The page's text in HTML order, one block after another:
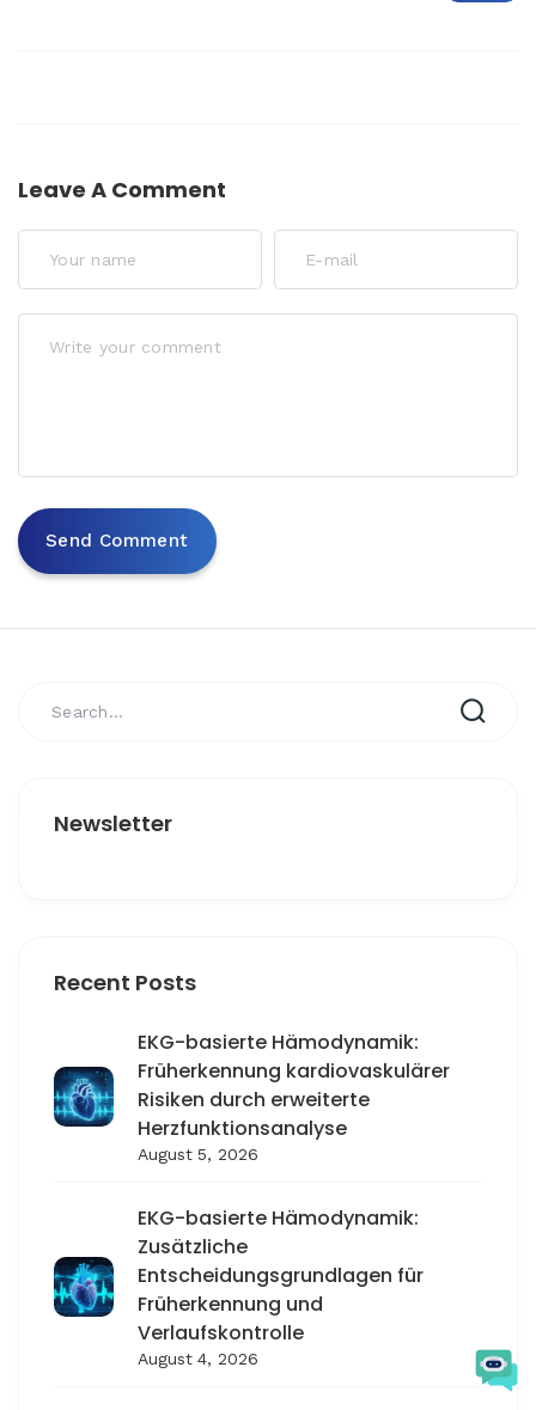
Newsletter
Recent Posts
EKG-basierte Hämodynamik:
Früherkennung kardiovaskulärer
Risiken durch erweiterte
Herzfunktionsanalyse
August 5, 2026
EKG-basierte Hämodynamik:
Zusätzliche
Entscheidungsgrundlagen für
Früherkennung und
Verlaufskontrolle
August 4, 2026
Leave A Comment